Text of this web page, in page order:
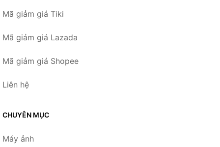
Mã giảm giá Tiki
Mã giảm giá Lazada
Mã giảm giá Shopee
Liên hệ
CHUYÊN MỤC
Máy ảnh